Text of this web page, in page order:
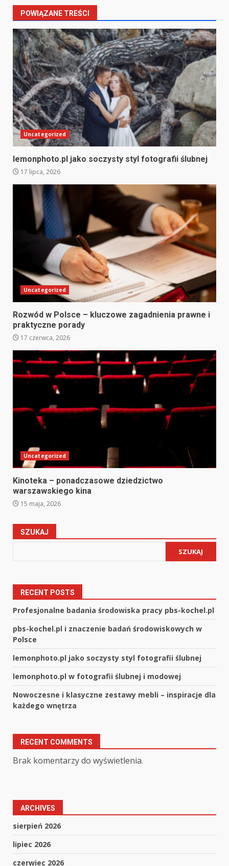
POWIĄZANE TREŚCI
Uncategorized
lemonphoto.pl jako soczysty styl fotografii ślubnej
17 lipca, 2026
Uncategorized
Rozwód w Polsce – kluczowe zagadnienia prawne i
praktyczne porady
17 czerwca, 2026
Uncategorized
Kinoteka – ponadczasowe dziedzictwo
warszawskiego kina
15 maja, 2026
SZUKAJ
SZUKAJ
RECENT POSTS
Profesjonalne badania środowiska pracy pbs-kochel.pl
pbs-kochel.pl i znaczenie badań środowiskowych w
Polsce
lemonphoto.pl jako soczysty styl fotografii ślubnej
lemonphoto.pl w fotografii ślubnej i modowej
Nowoczesne i klasyczne zestawy mebli – inspiracje dla
każdego wnętrza
RECENT COMMENTS
Brak komentarzy do wyświetlenia.
ARCHIVES
sierpień 2026
lipiec 2026
czerwiec 2026